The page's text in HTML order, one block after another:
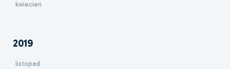
kwiecień
2019
listopad